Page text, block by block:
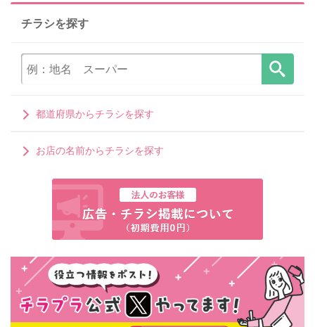
チラシを探す
都道府県からチラシを探す
お店の名前からチラシを探す